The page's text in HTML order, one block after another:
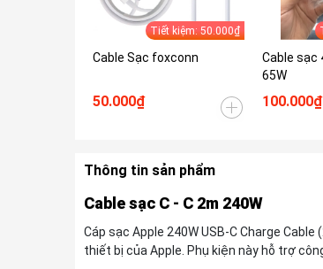
Tiết kiệm: 50.000₫
Cable Sạc foxconn
50.000₫
Cable sạc
65W
100.000₫
Thông tin sản phẩm
Cable sạc C - C 2m 240W
Cáp sạc Apple 240W USB-C Charge
thiết bị của Apple. Phụ kiện này hỗ trợ